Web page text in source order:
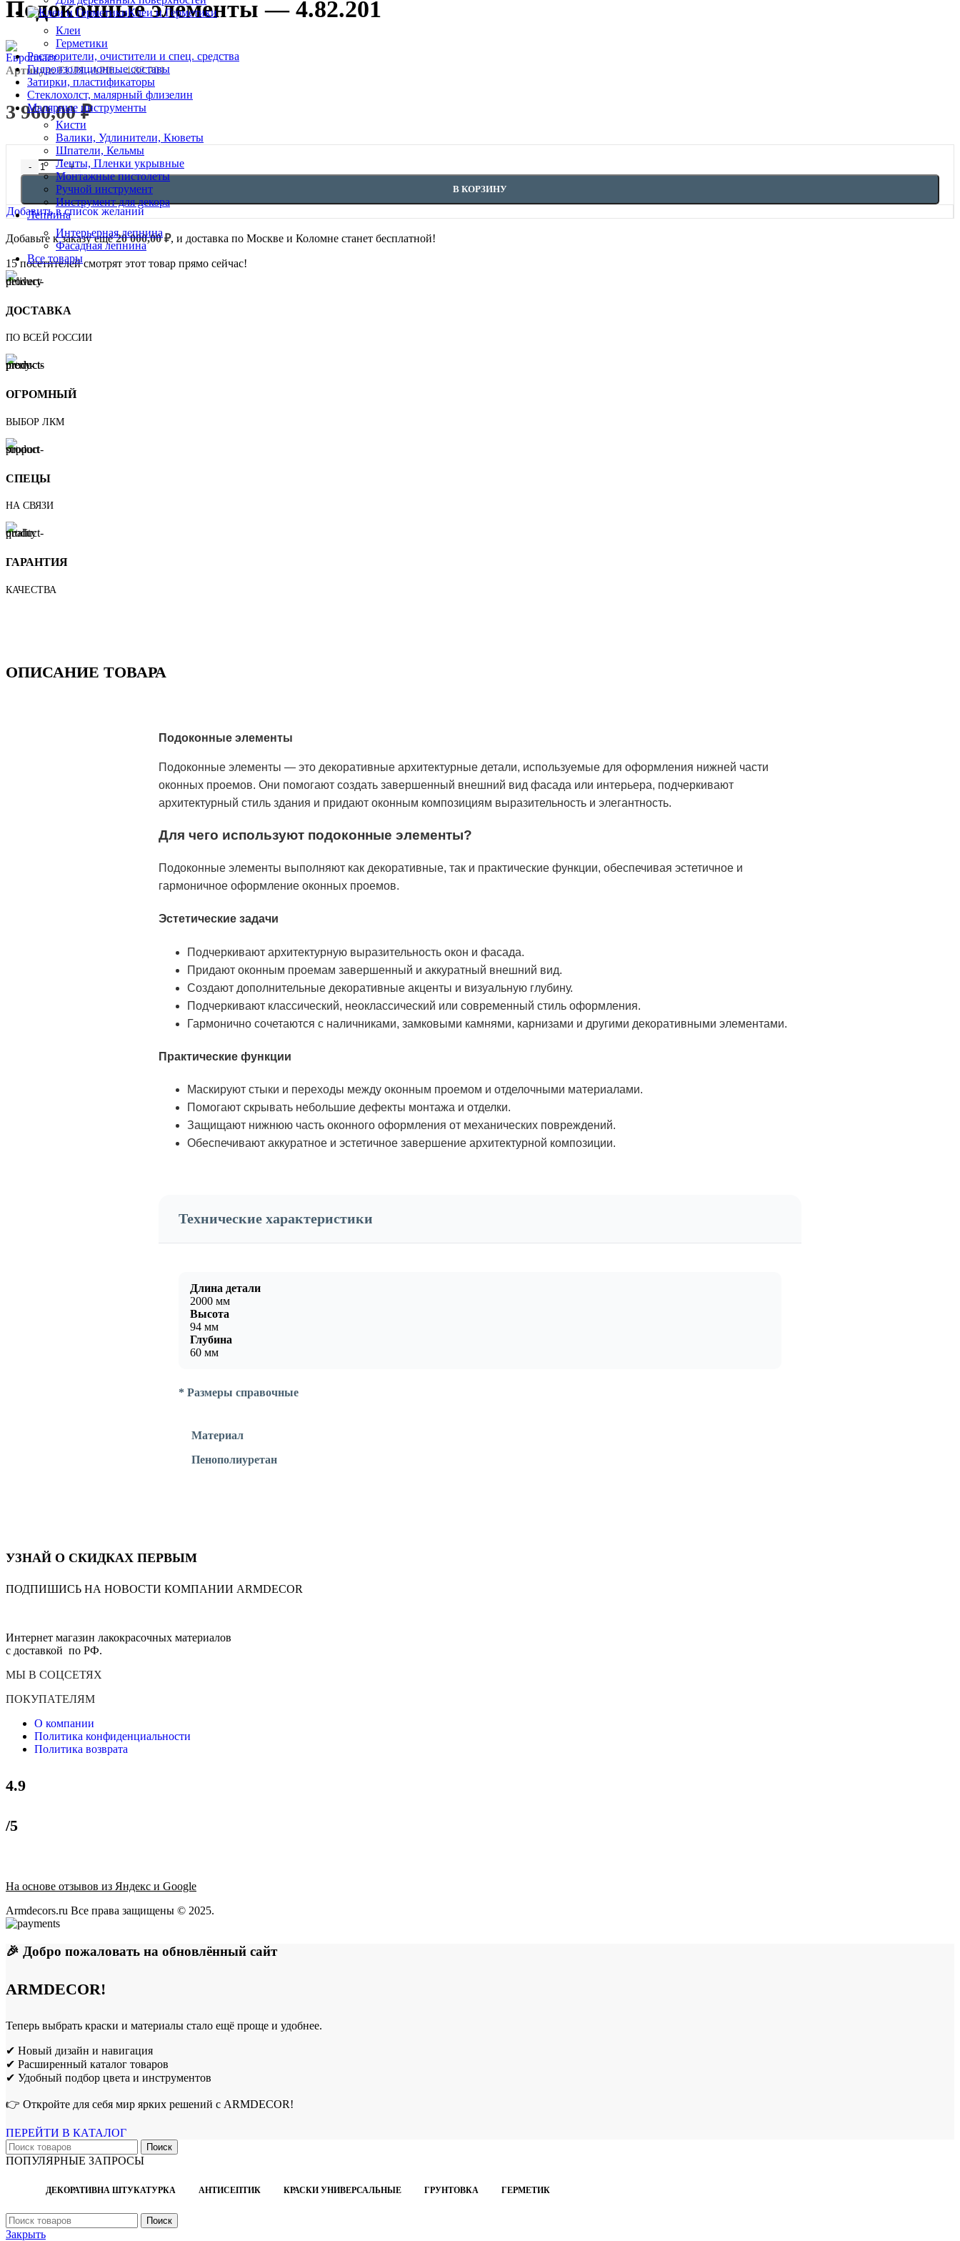
Клеи и Герметики
Клеи
Герметики
Растворители, очистители и спец. средства
Гидроизоляционные составы
Затирки, пластификаторы
Стеклохолст, малярный флизелин
Малярные инструменты
Кисти
Валики, Удлинители, Кюветы
Шпатели, Кельмы
Ленты, Пленки укрывные
Монтажные пистолеты
Ручной инструмент
Инструмент для декора
Лепнина
Интерьерная лепнина
Фасадная лепнина
Все товары
Подоконные элементы — 4.82.201
Артикул:EUPL-APIL - 4.82.201
3 960,00₽
Количество товара Подоконные элементы - 4.82.201
В КОРЗИНУ
Добавить в список желаний
Добавьте к заказу ещё20 000,00₽, и доставка по Москве и Коломне станет бесплатной!
15 посетителей смотрят этот товар прямо сейчас!
ДОСТАВКА
ПО ВСЕЙ РОССИИ
ОГРОМНЫЙ
ВЫБОР ЛКМ
СПЕЦЫ
НА СВЯЗИ
ГАРАНТИЯ
КАЧЕСТВА
ОПИСАНИЕ ТОВАРА
Подоконные элементы
Подоконные элементы — это декоративные архитектурные детали, используемые для оформления нижней части
оконных проемов. Они помогают создать завершенный внешний вид фасада или интерьера, подчеркивают
архитектурный стиль здания и придают оконным композициям выразительность и элегантность.
Для чего используют подоконные элементы?
Подоконные элементы выполняют как декоративные, так и практические функции, обеспечивая эстетичное и
гармоничное оформление оконных проемов.
Эстетические задачи
Подчеркивают архитектурную выразительность окон и фасада.
Придают оконным проемам завершенный и аккуратный внешний вид.
Создают дополнительные декоративные акценты и визуальную глубину.
Подчеркивают классический, неоклассический или современный стиль оформления.
Гармонично сочетаются с наличниками, замковыми камнями, карнизами и другими декоративными элементами.
Практические функции
Маскируют стыки и переходы между оконным проемом и отделочными материалами.
Помогают скрывать небольшие дефекты монтажа и отделки.
Защищают нижнюю часть оконного оформления от механических повреждений.
Обеспечивают аккуратное и эстетичное завершение архитектурной композиции.
Технические характеристики
Длина детали
2000 мм
Высота
94 мм
Глубина
60 мм
* Размеры справочные
Материал
Пенополиуретан
УЗНАЙ О СКИДКАХ ПЕРВЫМ
ПОДПИШИСЬ НА НОВОСТИ КОМПАНИИ ARMDECOR
Интернет магазин лакокрасочных материалов
с доставкой по РФ.
МЫ В СОЦСЕТЯХ
ПОКУПАТЕЛЯМ
О компании
Политика конфиденциальности
Политика возврата
4.9
/5
На основе отзывов из Яндекс и Google
Armdecors.ru Все права защищены © 2025. ​
🎉 Добро пожаловать на обновлённый сайт
ARMDECOR!
Теперь выбрать краски и материалы стало ещё проще и удобнее.
✔ Новый дизайн и навигация
✔ Расширенный каталог товаров
✔ Удобный подбор цвета и инструментов
👉 Откройте для себя мир ярких решений с ARMDECOR!
ПЕРЕЙТИ В КАТАЛОГ
Поиск
ПОПУЛЯРНЫЕ ЗАПРОСЫ
ДЕКОРАТИВНА ШТУКАТУРКА АНТИСЕПТИК КРАСКИ УНИВЕРСАЛЬНЫЕ ГРУНТОВКА ГЕРМЕТИК
Поиск
Закрыть